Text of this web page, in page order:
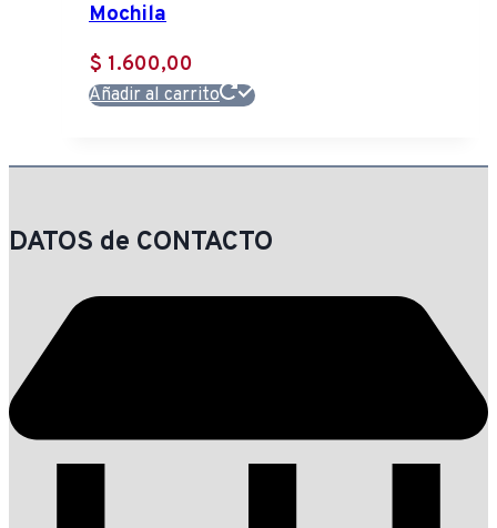
Mochila
$ 1.600,00
Añadir al carrito
DATOS de CONTACTO